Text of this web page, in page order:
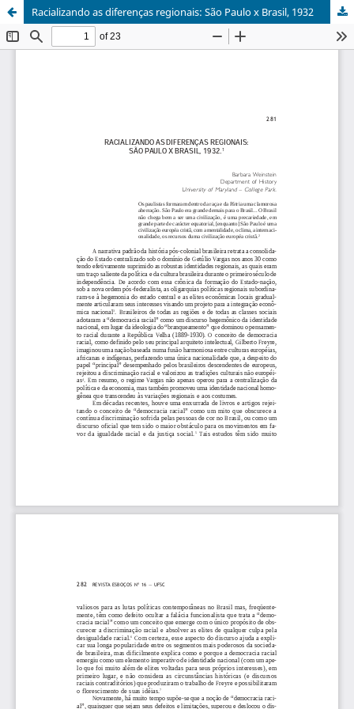
Racializando as diferenças regionais: São Paulo x Brasil, 1932